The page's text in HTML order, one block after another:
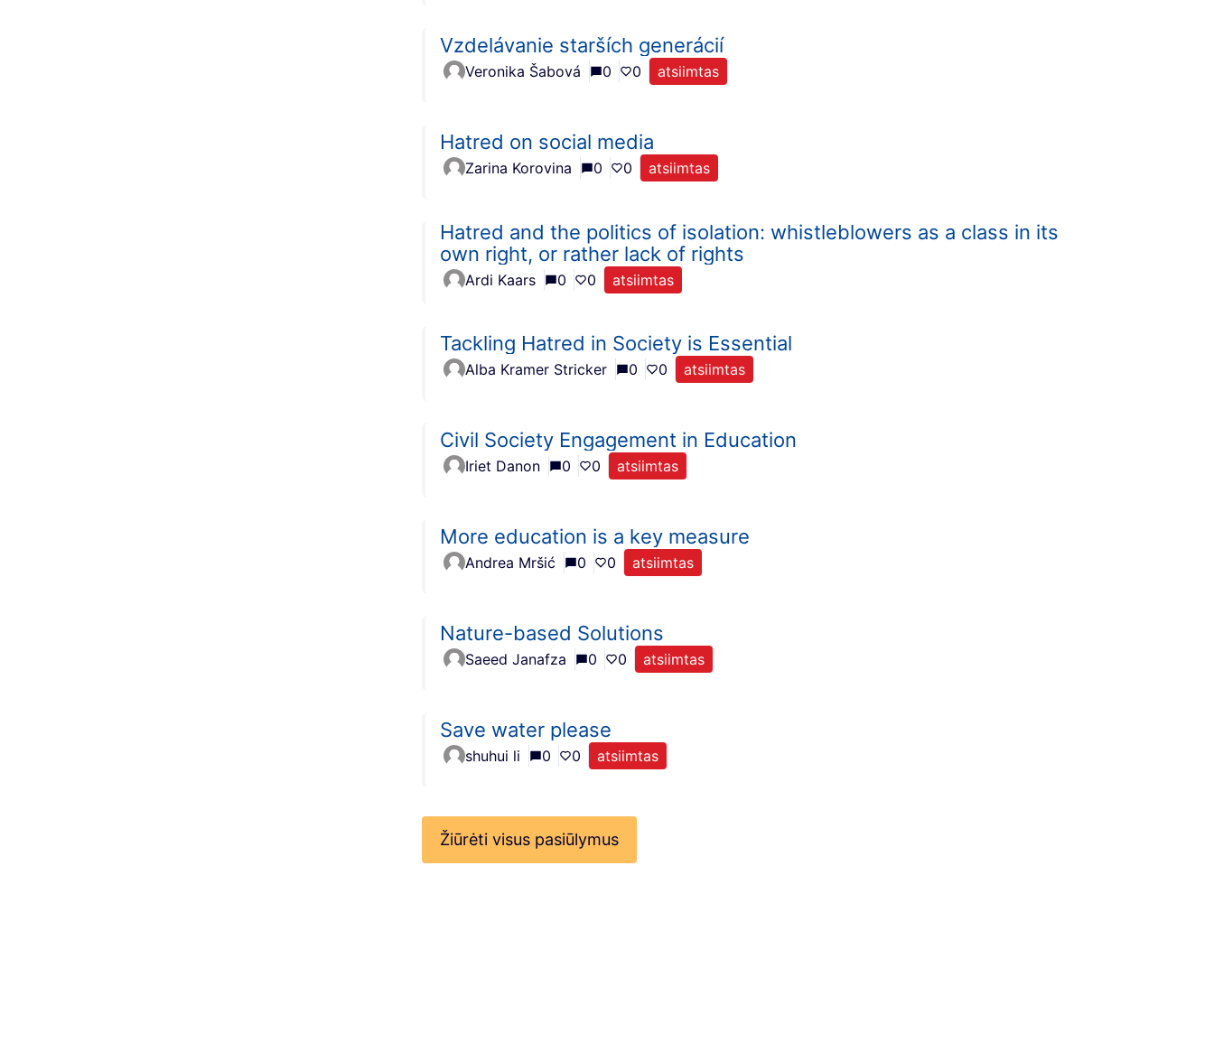
Vzdelávanie starších generácií
Veronika Šabová 0 0 atsiimtas
Hatred on social media
Zarina Korovina 0 0 atsiimtas
Hatred and the politics of isolation: whistleblowers as a class in its
own right, or rather lack of rights
Ardi Kaars 0 0 atsiimtas
Tackling Hatred in Society is Essential
Alba Kramer Stricker 0 0 atsiimtas
Civil Society Engagement in Education
Iriet Danon 0 0 atsiimtas
More education is a key measure
Andrea Mršić 0 0 atsiimtas
Nature-based Solutions
Saeed Janafza 0 0 atsiimtas
Save water please
shuhui li 0 0 atsiimtas
Žiūrėti visus pasiūlymus